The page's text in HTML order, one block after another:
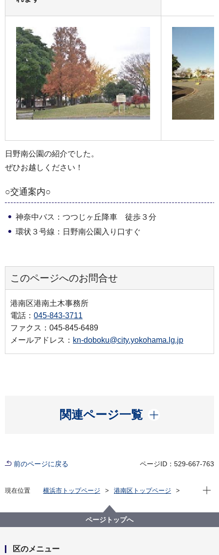
日野南公園の紹介でした。
ぜひお越しください！
○交通案内○
神奈中バス：つつじヶ丘降車 徒歩３分
環状３号線：日野南公園入り口すぐ
このページへのお問合せ
港南区港南土木事務所
電話： 045-843-3711
ファクス：045-845-6489
メールアドレス： kn-doboku@city.yokohama.lg.jp
関連ページ一覧
開く
前のページに戻る ページID：529-667-763
現在位置 横浜市トップページ
港南区トップページ
現在
ページトップへ
区のメニュー